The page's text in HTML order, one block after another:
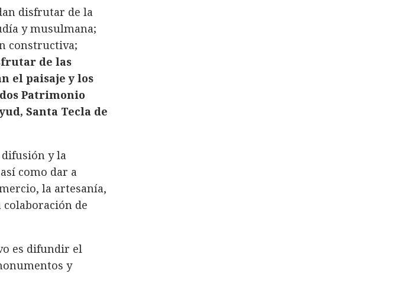
disfrutar de la
y musulmana;
constructiva;
de las
el paisaje y los
Patrimonio
Santa Tecla de
y la
como dar a
la artesanía,
de
es difundir el
y